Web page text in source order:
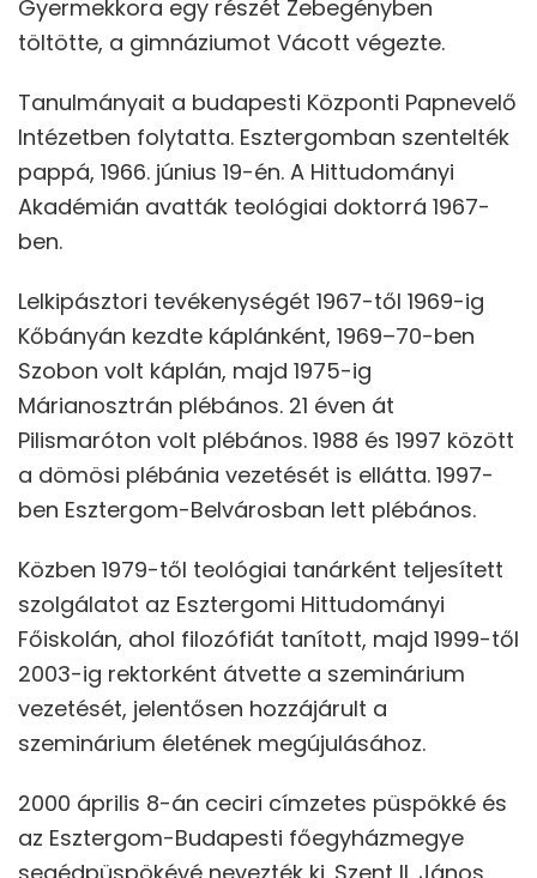
Gyermekkora egy részét Zebegényben
töltötte, a gimnáziumot Vácott végezte.
Tanulmányait a budapesti Központi Papnevelő
Intézetben folytatta. Esztergomban szentelték
pappá, 1966. június 19-én. A Hittudományi
Akadémián avatták teológiai doktorrá 1967-
ben.
Lelkipásztori tevékenységét 1967-től 1969-ig
Kőbányán kezdte káplánként, 1969–70-ben
Szobon volt káplán, majd 1975-ig
Márianosztrán plébános. 21 éven át
Pilismaróton volt plébános. 1988 és 1997 között
a dömösi plébánia vezetését is ellátta. 1997-
ben Esztergom-Belvárosban lett plébános.
Közben 1979-től teológiai tanárként teljesített
szolgálatot az Esztergomi Hittudományi
Főiskolán, ahol filozófiát tanított, majd 1999-től
2003-ig rektorként átvette a szeminárium
vezetését, jelentősen hozzájárult a
szeminárium életének megújulásához.
2000 április 8-án ceciri címzetes püspökké és
az Esztergom-Budapesti főegyházmegye